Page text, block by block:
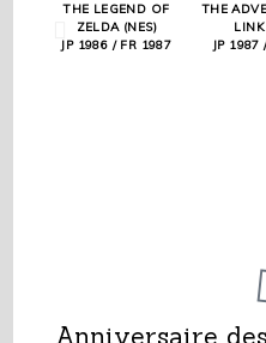
THE LEGEND OF
ZELDA (NES)
JP 1986 / FR 1987
THE
JP 1987